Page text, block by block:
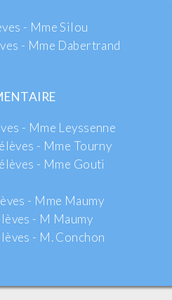
- Mme Silou
- Mme Dabertrand
- Mme Leyssenne
- Mme Tourny
- Mme Gouti
- Mme Maumy
- M Maumy
- M. Conchon